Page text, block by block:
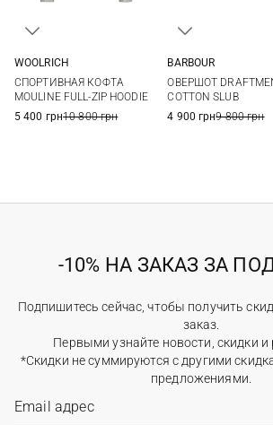
XXL
3XL
WOOLRICH
СПОРТИВНАЯ КОФТА
MOULINE FULL-ZIP HOODIE
5 400 грн10 800 грн
BARBOUR
ОВЕРШОТ
COTTON SLUB
4 900 грн9 800 грн
-10% НА ЗАКАЗ ЗА
Подпишитесь сейчас, чтобы получить
заказ.
Первыми узнайте новости, скидки и
*Скидки не суммируются с другими
предложениями.